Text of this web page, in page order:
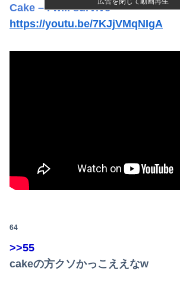
Cake – I will survive
https://youtu.be/7KJjVMqNIgA
64
>>55
cakeの方クソかっこええなw